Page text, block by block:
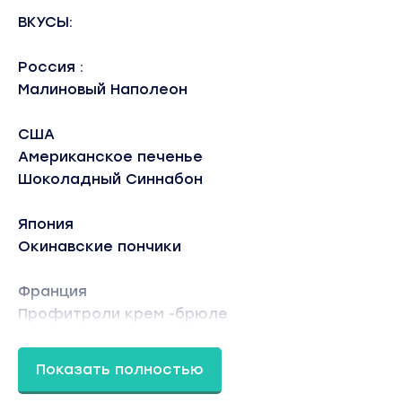
ВКУСЫ:
Россия :
Малиновый Наполеон
США
Американское печенье
Шоколадный Синнабон
Япония
Окинавские пончики
Франция
Профитроли крем -брюле
Показать полностью